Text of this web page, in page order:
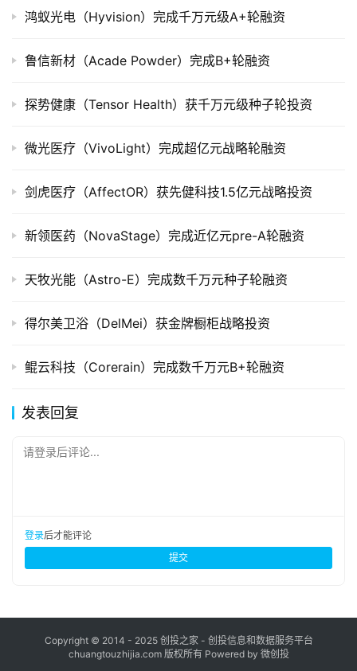
投
据
创
业
院
鸿蚁光电（Hyvision）完成千万元级A+轮融资
鲁信新材（Acade Powder）完成B+轮融资
探势健康（Tensor Health）获千万元级种子轮投资
微光医疗（VivoLight）完成超亿元战略轮融资
剑虎医疗（AffectOR）获先健科技1.5亿元战略投资
新领医药（NovaStage）完成近亿元pre-A轮融资
天牧光能（Astro-E）完成数千万元种子轮融资
得尔美卫浴（DelMei）获金牌橱柜战略投资
鲲云科技（Corerain）完成数千万元B+轮融资
发表回复
请登录后评论...
登录后才能评论
提交
Copyright © 2014 - 2025 创投之家 - 创投信息和数据服务平台
chuangtouzhijia.com 版权所有 Powered by 微创投